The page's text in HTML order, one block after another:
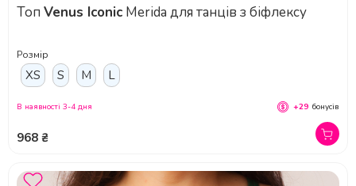
Топ Venus Iconic Merida для танців з біфлексу
Розмір
XS S M L
968 ₴
В наявності 3-4 дня +29 бонусів